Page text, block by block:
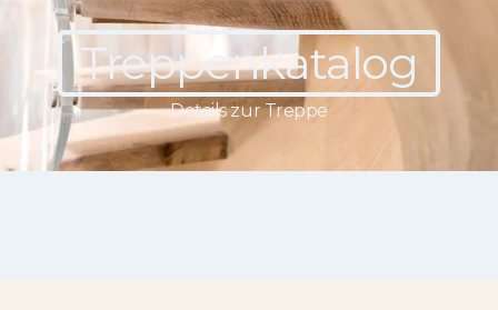
Treppenkatalog
Details zur Treppe